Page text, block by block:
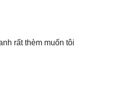
rất thèm muốn tôi